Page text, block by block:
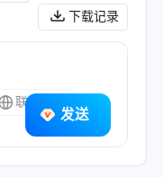
下载记录
联网搜索
发送